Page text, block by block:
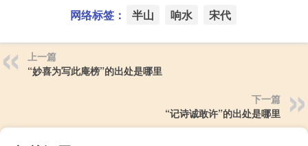
网络标签： 半山 响水 宋代
上一篇
“妙喜为写此庵榜”的出处是哪里
下一篇
“记诗诚敢许”的出处是哪里